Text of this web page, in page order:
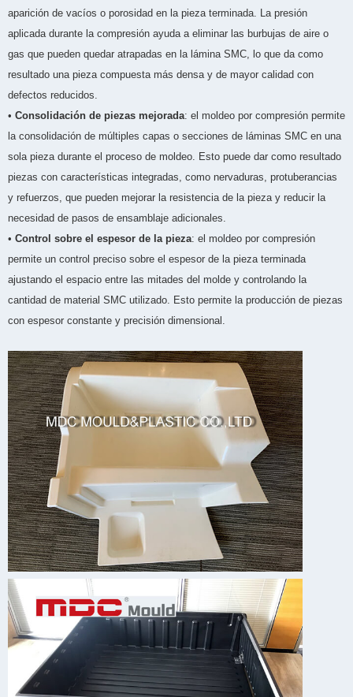
aparición de vacíos o porosidad en la pieza terminada. La presión
aplicada durante la compresión ayuda a eliminar las burbujas de aire o
gas que pueden quedar atrapadas en la lámina SMC, lo que da como
resultado una pieza compuesta más densa y de mayor calidad con
defectos reducidos.
• Consolidación de piezas mejorada: el moldeo por compresión permite
la consolidación de múltiples capas o secciones de láminas SMC en una
sola pieza durante el proceso de moldeo. Esto puede dar como resultado
piezas con características integradas, como nervaduras, protuberancias
y refuerzos, que pueden mejorar la resistencia de la pieza y reducir la
necesidad de pasos de ensamblaje adicionales.
• Control sobre el espesor de la pieza: el moldeo por compresión
permite un control preciso sobre el espesor de la pieza terminada
ajustando el espacio entre las mitades del molde y controlando la
cantidad de material SMC utilizado. Esto permite la producción de piezas
con espesor constante y precisión dimensional.